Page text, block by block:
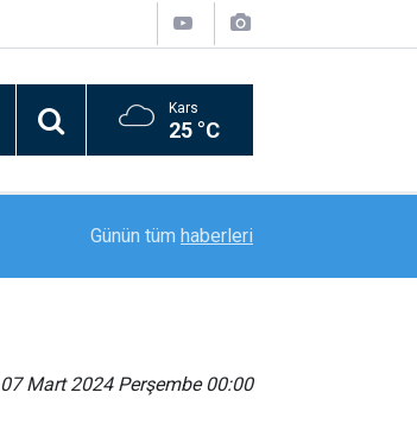
Kars
25 °C
Erzincan’da özel eğitim meslek okulu için
Günün tüm haberleri
07 Mart 2024 Perşembe 00:00